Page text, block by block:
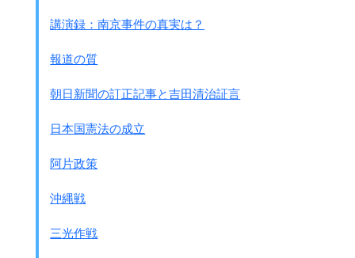
講演録：南京事件の真実は？
報道の質
朝日新聞の訂正記事と吉田清治証言
日本国憲法の成立
阿片政策
沖縄戦
三光作戦